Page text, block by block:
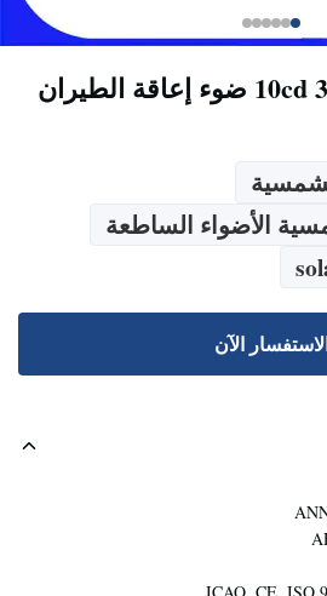
إيكاو ألومنيوم 10cd 32cd ضوء إعاقة الطيران
الأضواء الساطعة
الآن